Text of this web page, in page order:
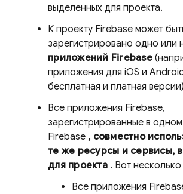
выделенных для проекта.
К проекту Firebase может
зарегистрировано одно или
приложений Firebase
приложения для iOS и
бесплатная и платная
Все приложения Firebase,
зарегистрированные в
Firebase , совместно
те же ресурсы и сервисы,
для проекта. Вот
Все приложения